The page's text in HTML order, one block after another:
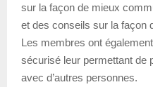
sur la façon de mieux
et des conseils sur la façon
Les membres ont
sécurisé leur permettant de
avec d’autres personnes.